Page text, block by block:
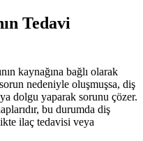
Tedavi
kaynağına bağlı olarak
nedeniyle oluşmuşsa, diş
dolgu yaparak sorunu çözer.
bu durumda diş
ilaç tedavisi veya